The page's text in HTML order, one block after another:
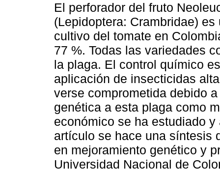
El perforador del fruto
(Lepidoptera: Crambridae)
cultivo del tomate en
77 %. Todas las variedades
la plaga. El control químico
aplicación de insecticidas
verse comprometida debido
genética a esta plaga como
económico se ha estudiado
artículo se hace una síntesis
en mejoramiento genético y
Universidad Nacional de